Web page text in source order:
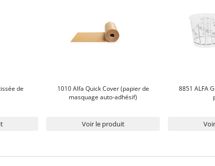
de
1010 Alfa Quick Cover (papier de
masquage auto-adhésif)
Voir le produit
8851 ALFA